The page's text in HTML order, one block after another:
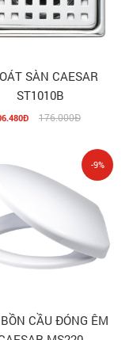
SÀN CAESAR
ST1010B
176.000Đ
CẦU ĐÓNG ÊM
-9%